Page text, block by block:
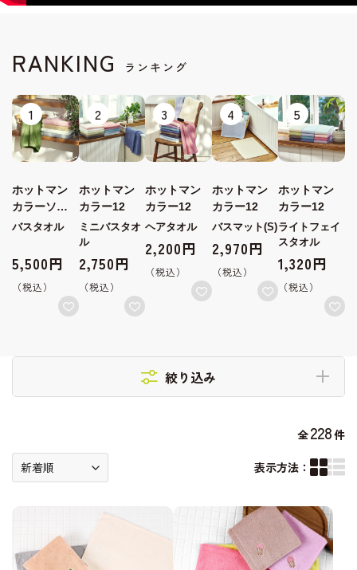
RANKING ランキング
1
ホットマン
カラーソフ
ト
バスタオル
5,500円
2
ホットマン
カラー12
ミニバスタオ
ル
2,750円
3
ホットマン
カラー12
ヘアタオル
2,200円
4
ホットマン
カラー12
バスマット(S)
2,970円
5
ホットマン
カラー12
ライトフェイ
スタオル
1,320円
絞り込み
全228件
表示方法：